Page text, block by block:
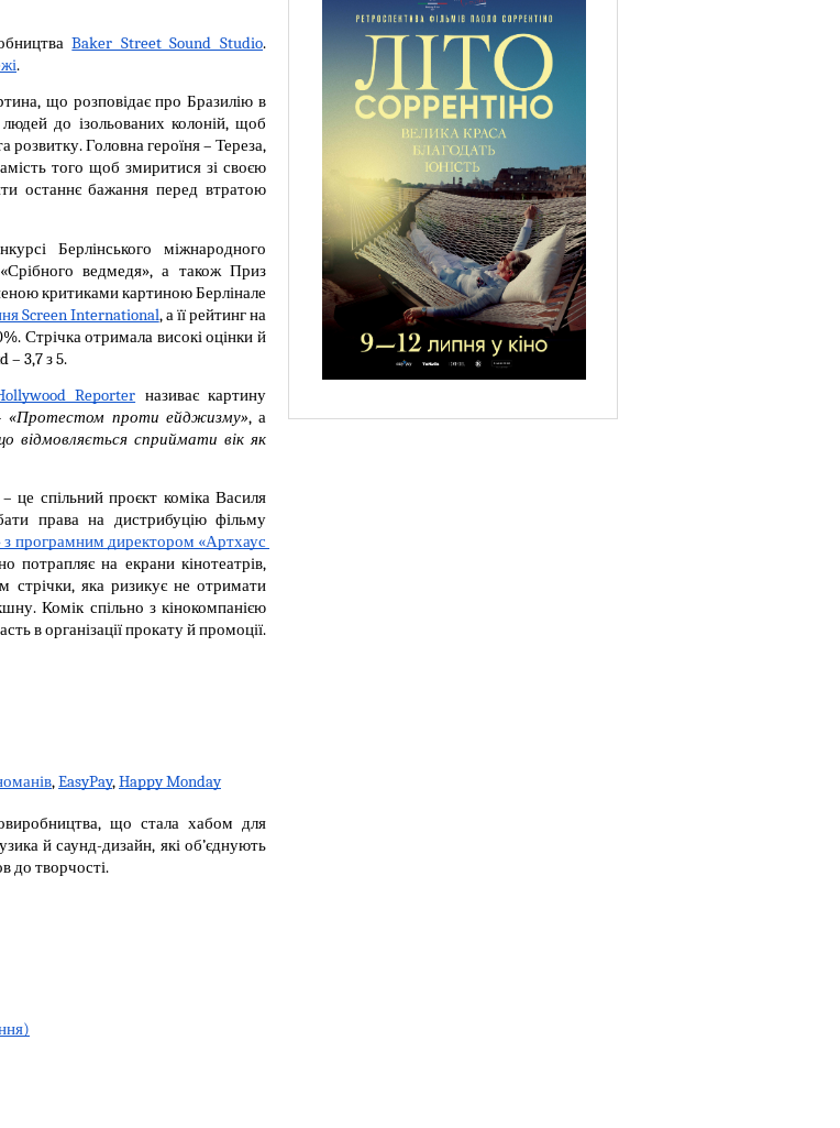
Baker Street Sound Studio.
.
що розповідає про Бразилію в
до ізольованих колоній, щоб
розвитку. Головна героїня – Тереза,
того щоб змиритися зі своєю
останнє бажання перед втратою
Берлінського міжнародного
ведмедя», а також Приз
критиками картиною Берлінале
Screen International, а її рейтинг на
Стрічка отримала високі оцінки й
– 3,7 з 5.
Reporter називає картину
«Протестом проти ейджизму»
відмовляється сприймати вік як
це спільний проєкт коміка Василя
права на дистрибуцію фільму
директором «Артхаус
потрапляє на екрани кінотеатрів,
стрічки, яка ризикує не отримати
Комік спільно з кінокомпанією
в організації прокату й промоції.
, EasyPay, Happy Monday
що стала хабом для
й саунд-дизайн, які об’єднують
до творчості.